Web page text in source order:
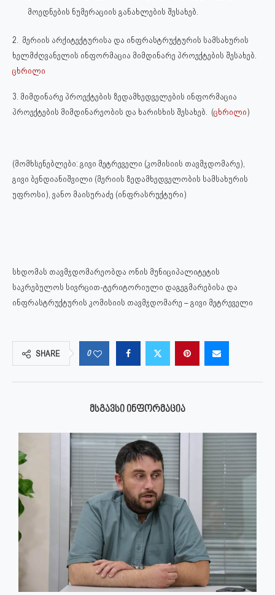
მოედნების ნუმერაციის განახლების შესახებ.
2. მერიის არქიტექტურისა და ინფრასტრუქტურის სამსახურის
ხელმძღვანელის ინფორმაცია მიმდინარე პროექტების შესახებ.
ცხრილი
3. მიმდინარე პროექტების ზედამხედველების ინფორმაცია
პროექტების მიმდინარეობის და ხარისხის შესახებ. (ცხრილი)
(მომხსენებლები: გივი მეტრეველი (კომისიის თავმჯდომარე),
გივი ბენდიანიშვილი (მერიის ზედამხედველობის სამსახურის
უფროსი), ვანო მაისურაძე (ინფრასრუქტური)
სხდომას თავმჯდომარეობდა ონის მუნიციპალიტეტის
საკრებულოს სივრცით-ტერიტორიული დაგეგმარებისა და
ინფრასტრუქტურის კომისიის თავმჯდომარე – გივი მეტრეველი
SHARE 0
ᲛᲡᲒᲐᲕᲡᲘ ᲘᲜᲤᲝᲠᲛᲐᲪᲘᲐ